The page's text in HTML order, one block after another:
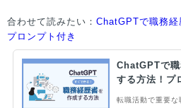
合わせて読みたい： ChatGPTで職務経
プロンプト付き
ChatGPTで
する方法！プ
転職活動で重要